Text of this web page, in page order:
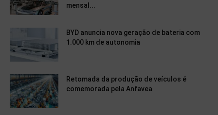
mensal...
BYD anuncia nova geração de bateria com
1.000 km de autonomia
Retomada da produção de veículos é
comemorada pela Anfavea